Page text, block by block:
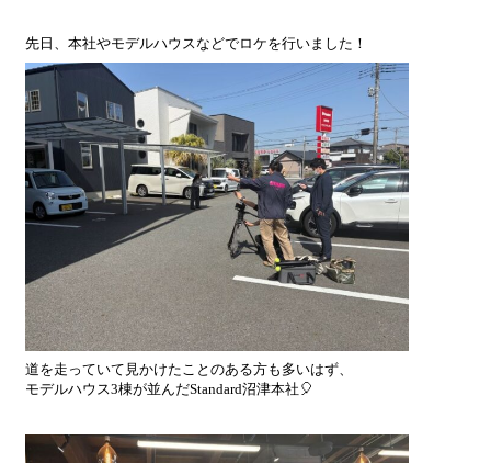
先日、本社やモデルハウスなどでロケを行いました！
道を走っていて見かけたことのある方も多いはず、
モデルハウス3棟が並んだStandard沼津本社🎈